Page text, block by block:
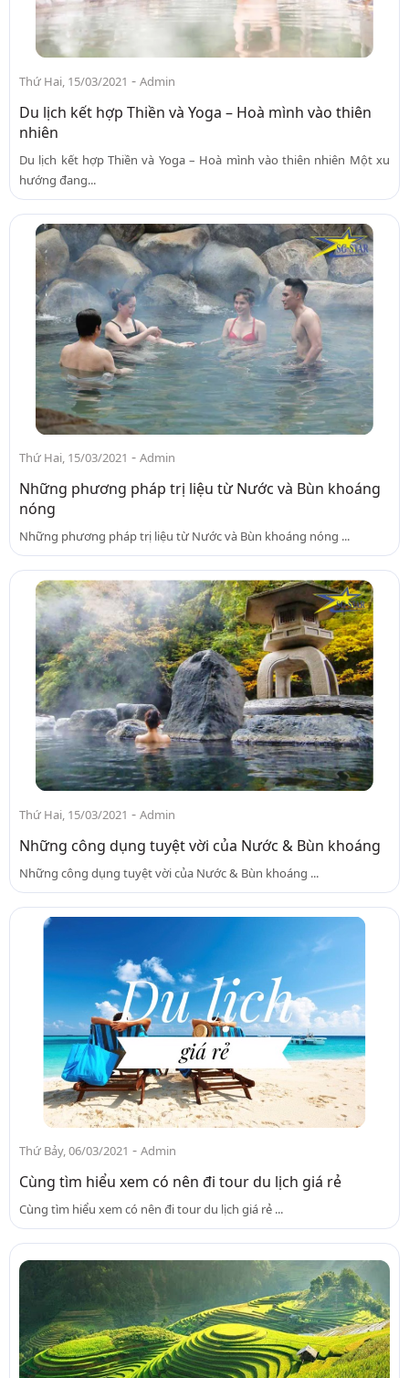
Thứ Hai, 15/03/2021 - Admin
Du lịch kết hợp Thiền và Yoga – Hoà mình vào thiên
nhiên
Du lịch kết hợp Thiền và Yoga – Hoà mình vào thiên nhiên Một xu
hướng đang...
Thứ Hai, 15/03/2021 - Admin
Những phương pháp trị liệu từ Nước và Bùn khoáng
nóng
Những phương pháp trị liệu từ Nước và Bùn khoáng nóng ...
Thứ Hai, 15/03/2021 - Admin
Những công dụng tuyệt vời của Nước & Bùn khoáng
Những công dụng tuyệt vời của Nước & Bùn khoáng ...
Thứ Bảy, 06/03/2021 - Admin
Cùng tìm hiểu xem có nên đi tour du lịch giá rẻ
Cùng tìm hiểu xem có nên đi tour du lịch giá rẻ ...